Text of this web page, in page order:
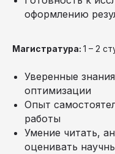
оформлению
Магистратура: 1 – 2
Уверенные
оптимизации
Опыт
работы
Умение читать,
оценивать